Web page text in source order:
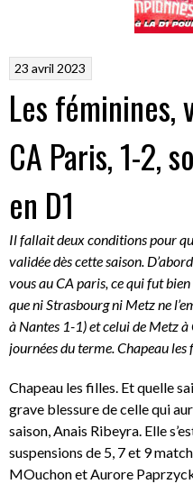
23 avril 2023
Les féminines,
CA Paris, 1-2,
en D1
Il fallait deux conditions pour
validée dès cette saison.
vous au CA paris, ce qui fut
que ni Strasbourg ni Metz ne
à Nantes 1-1) et celui de Metz
journées du terme. Chapeau les
Chapeau les filles. Et quelle
grave blessure de celle qui
saison, Anais Ribeyra. Elle
suspensions de 5, 7 et 9
MOuchon et Aurore